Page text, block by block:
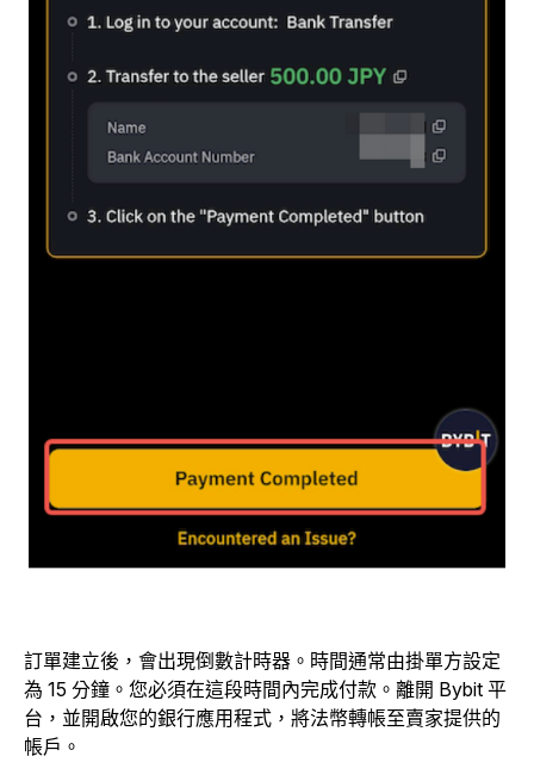
訂單建立後，會出現倒數計時器。時間通常由掛單方設定
為 15 分鐘。您必須在這段時間內完成付款。離開 Bybit 平
台，並開啟您的銀行應用程式，將法幣轉帳至賣家提供的
帳戶。